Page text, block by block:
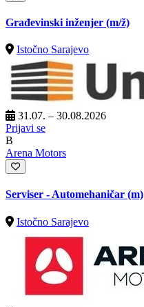
Građevinski inženjer (m/ž)
Istočno Sarajevo
31.07. – 30.08.2026
Prijavi se
B
Arena Motors
Serviser - Automehaničar (m)
Istočno Sarajevo